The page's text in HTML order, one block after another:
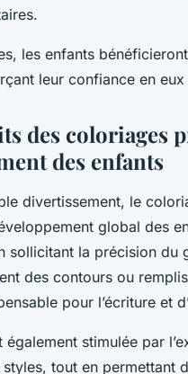
les enfants
leur confiance en
des coloriages
des enfants
divertissement, le
global des
sollicitant la précision du
des contours ou
pour l’écriture et
également stimulée par
tout en permettant